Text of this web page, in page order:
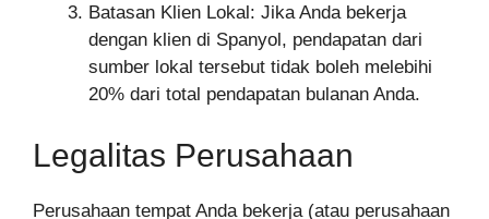
Batasan Klien Lokal: Jika Anda bekerja
dengan klien di Spanyol, pendapatan dari
sumber lokal tersebut tidak boleh melebihi
20% dari total pendapatan bulanan Anda.
Legalitas Perusahaan
Perusahaan tempat Anda bekerja (atau perusahaan